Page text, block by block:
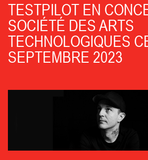
TESTPILOT EN
SOCIÉTÉ DES ARTS
TECHNOLOGIQUES
SEPTEMBRE 2023